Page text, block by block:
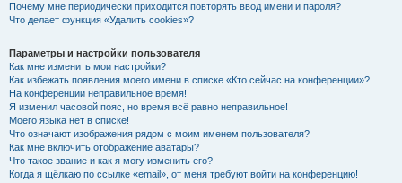
Почему мне периодически приходится повторять ввод имени и пароля?
Что делает функция «Удалить cookies»?
Параметры и настройки пользователя
Как мне изменить мои настройки?
Как избежать появления моего имени в списке «Кто сейчас на конференции»?
На конференции неправильное время!
Я изменил часовой пояс, но время всё равно неправильное!
Моего языка нет в списке!
Что означают изображения рядом с моим именем пользователя?
Как мне включить отображение аватары?
Что такое звание и как я могу изменить его?
Когда я щёлкаю по ссылке «email», от меня требуют войти на конференцию!